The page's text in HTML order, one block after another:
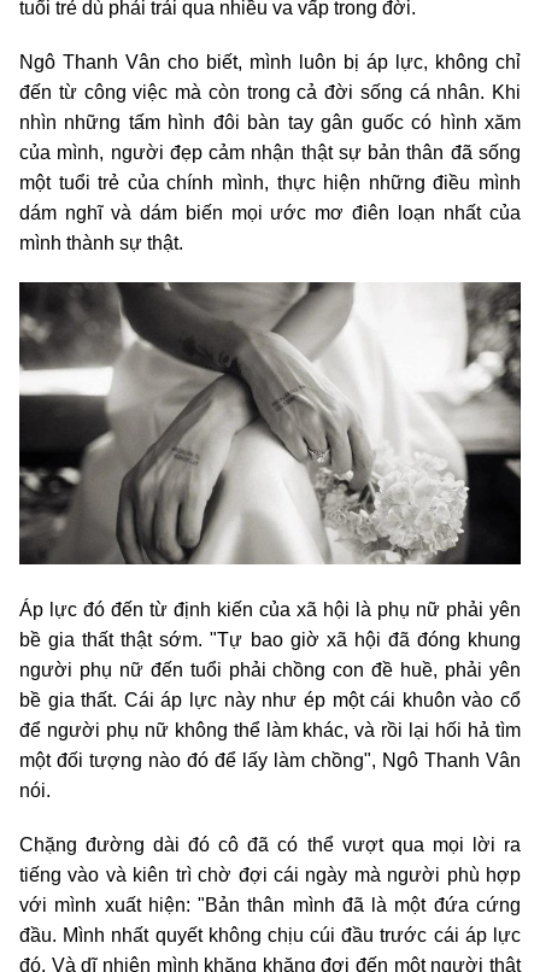
tuổi trẻ dù phải trải qua nhiều va vấp trong đời.
Ngô Thanh Vân cho biết, mình luôn bị áp lực, không chỉ
đến từ công việc mà còn trong cả đời sống cá nhân. Khi
nhìn những tấm hình đôi bàn tay gân guốc có hình xăm
của mình, người đẹp cảm nhận thật sự bản thân đã sống
một tuổi trẻ của chính mình, thực hiện những điều mình
dám nghĩ và dám biến mọi ước mơ điên loạn nhất của
mình thành sự thật.
Áp lực đó đến từ định kiến của xã hội là phụ nữ phải yên
bề gia thất thật sớm. "Tự bao giờ xã hội đã đóng khung
người phụ nữ đến tuổi phải chồng con đề huề, phải yên
bề gia thất. Cái áp lực này như ép một cái khuôn vào cổ
để người phụ nữ không thể làm khác, và rồi lại hối hả tìm
một đối tượng nào đó để lấy làm chồng", Ngô Thanh Vân
nói.
Chặng đường dài đó cô đã có thể vượt qua mọi lời ra
tiếng vào và kiên trì chờ đợi cái ngày mà người phù hợp
với mình xuất hiện: "Bản thân mình đã là một đứa cứng
đầu. Mình nhất quyết không chịu cúi đầu trước cái áp lực
đó. Và dĩ nhiên mình khăng khăng đợi đến một người thật